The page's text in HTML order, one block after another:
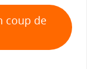
coup de